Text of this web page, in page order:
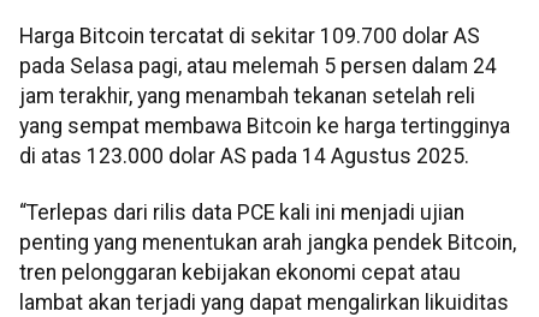
Harga Bitcoin tercatat di sekitar 109.700 dolar AS
pada Selasa pagi, atau melemah 5 persen dalam 24
jam terakhir, yang menambah tekanan setelah reli
yang sempat membawa Bitcoin ke harga tertingginya
di atas 123.000 dolar AS pada 14 Agustus 2025.
“Terlepas dari rilis data PCE kali ini menjadi ujian
penting yang menentukan arah jangka pendek Bitcoin,
tren pelonggaran kebijakan ekonomi cepat atau
lambat akan terjadi yang dapat mengalirkan likuiditas